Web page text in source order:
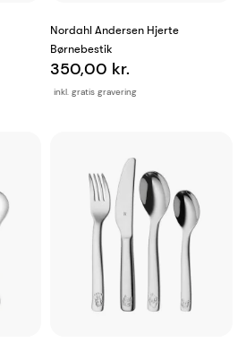
Nordahl Andersen Hjerte
Børnebestik
inkl. gratis gravering
350,00 kr.